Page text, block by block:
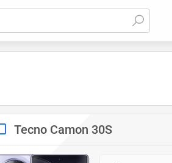
Tecno Camon 30S